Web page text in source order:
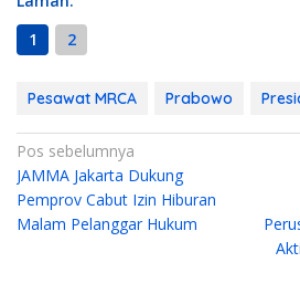
1
2
Pesawat MRCA Prabowo
N
a
v
Pos sebelumnya
JAMMA Jakarta Dukung
Pemprov Cabut Izin Hiburan
Malam Pelanggar Hukum